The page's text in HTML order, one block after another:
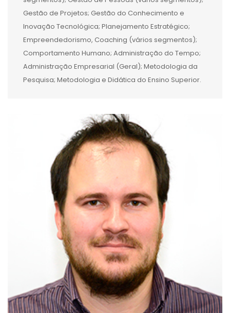
Gestão de Projetos; Gestão do Conhecimento e
Inovação Tecnológica; Planejamento Estratégico;
Empreendedorismo, Coaching (vários segmentos);
Comportamento Humano; Administração do Tempo;
Administração Empresarial (Geral); Metodologia da
Pesquisa; Metodologia e Didática do Ensino Superior.